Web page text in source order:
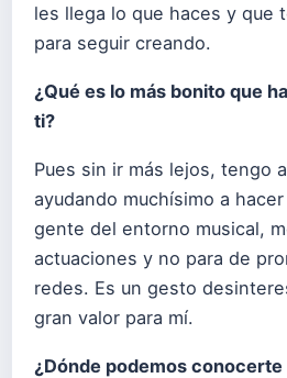
les llega lo que haces y que
para seguir creando.
¿Qué es lo más bonito que
ti?
Pues sin ir más lejos, tengo
ayudando muchísimo a
gente del entorno musical,
actuaciones y no para de
redes. Es un gesto
gran valor para mí.
¿Dónde podemos